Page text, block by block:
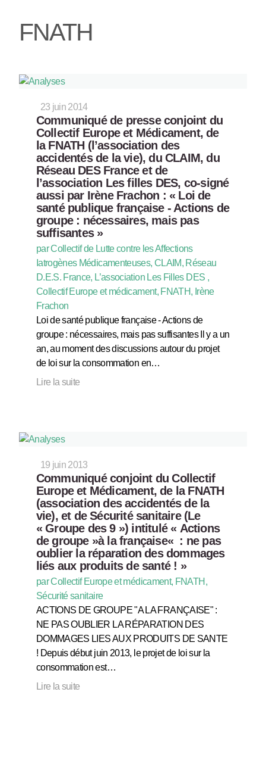
FNATH
23 juin 2014
Communiqué de presse conjoint du
Collectif Europe et Médicament, de
la FNATH (l’association des
accidentés de la vie), du CLAIM, du
Réseau DES France et de
l’association Les filles DES, co-signé
aussi par Irène Frachon : « Loi de
santé publique française - Actions de
groupe : nécessaires, mais pas
suffisantes »
par Collectif de Lutte contre les Affections
Iatrogènes Médicamenteuses, CLAIM, Réseau
D.E.S. France, L’association Les Filles DES ,
Collectif Europe et médicament, FNATH, Irène
Frachon
Loi de santé publique française - Actions de
groupe : nécessaires, mais pas suffisantes Il y a un
an, au moment des discussions autour du projet
de loi sur la consommation en…
Lire la suite
19 juin 2013
Communiqué conjoint du Collectif
Europe et Médicament, de la FNATH
(association des accidentés de la
vie), et de Sécurité sanitaire (Le
« Groupe des 9 ») intitulé « Actions
de groupe »à la française« : ne pas
oublier la réparation des dommages
liés aux produits de santé ! »
par Collectif Europe et médicament, FNATH,
Sécurité sanitaire
ACTIONS DE GROUPE "A LA FRANÇAISE" :
NE PAS OUBLIER LA RÉPARATION DES
DOMMAGES LIES AUX PRODUITS DE SANTE
! Depuis début juin 2013, le projet de loi sur la
consommation est…
Lire la suite